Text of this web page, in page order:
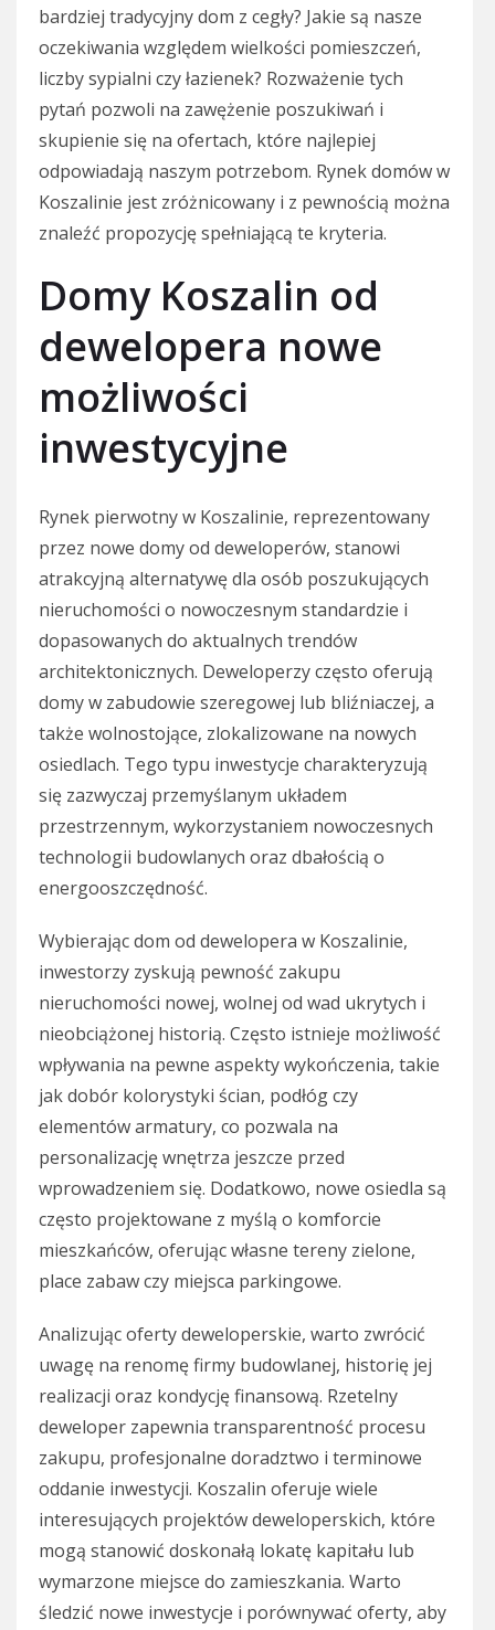
bardziej tradycyjny dom z cegły? Jakie są nasze
oczekiwania względem wielkości pomieszczeń,
liczby sypialni czy łazienek? Rozważenie tych
pytań pozwoli na zawężenie poszukiwań i
skupienie się na ofertach, które najlepiej
odpowiadają naszym potrzebom. Rynek domów w
Koszalinie jest zróżnicowany i z pewnością można
znaleźć propozycję spełniającą te kryteria.
Domy Koszalin od
dewelopera nowe
możliwości
inwestycyjne
Rynek pierwotny w Koszalinie, reprezentowany
przez nowe domy od deweloperów, stanowi
atrakcyjną alternatywę dla osób poszukujących
nieruchomości o nowoczesnym standardzie i
dopasowanych do aktualnych trendów
architektonicznych. Deweloperzy często oferują
domy w zabudowie szeregowej lub bliźniaczej, a
także wolnostojące, zlokalizowane na nowych
osiedlach. Tego typu inwestycje charakteryzują
się zazwyczaj przemyślanym układem
przestrzennym, wykorzystaniem nowoczesnych
technologii budowlanych oraz dbałością o
energooszczędność.
Wybierając dom od dewelopera w Koszalinie,
inwestorzy zyskują pewność zakupu
nieruchomości nowej, wolnej od wad ukrytych i
nieobciążonej historią. Często istnieje możliwość
wpływania na pewne aspekty wykończenia, takie
jak dobór kolorystyki ścian, podłóg czy
elementów armatury, co pozwala na
personalizację wnętrza jeszcze przed
wprowadzeniem się. Dodatkowo, nowe osiedla są
często projektowane z myślą o komforcie
mieszkańców, oferując własne tereny zielone,
place zabaw czy miejsca parkingowe.
Analizując oferty deweloperskie, warto zwrócić
uwagę na renomę firmy budowlanej, historię jej
realizacji oraz kondycję finansową. Rzetelny
deweloper zapewnia transparentność procesu
zakupu, profesjonalne doradztwo i terminowe
oddanie inwestycji. Koszalin oferuje wiele
interesujących projektów deweloperskich, które
mogą stanowić doskonałą lokatę kapitału lub
wymarzone miejsce do zamieszkania. Warto
śledzić nowe inwestycje i porównywać oferty, aby